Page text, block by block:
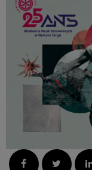
Facebook Twitter